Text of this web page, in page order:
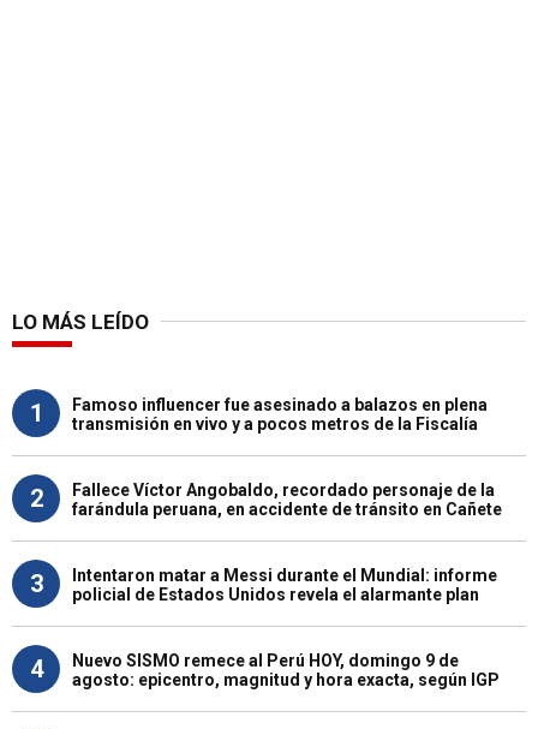
LO MÁS LEÍDO
1
Famoso influencer fue asesinado a balazos en plena
transmisión en vivo y a pocos metros de la Fiscalía
2
Fallece Víctor Angobaldo, recordado personaje de la
farándula peruana, en accidente de tránsito en Cañete
3
Intentaron matar a Messi durante el Mundial: informe
policial de Estados Unidos revela el alarmante plan
4
Nuevo SISMO remece al Perú HOY, domingo 9 de
agosto: epicentro, magnitud y hora exacta, según IGP